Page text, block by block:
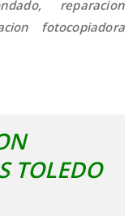
reparacion
fotocopiadora
TOLEDO